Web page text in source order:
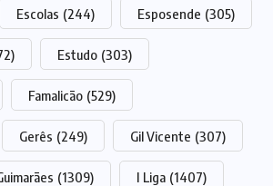
Escolas (244) Esposende (305)
Estudo (303)
Famalicão (529)
Gerês (249) Gil Vicente (307)
(1309) I Liga (1407)